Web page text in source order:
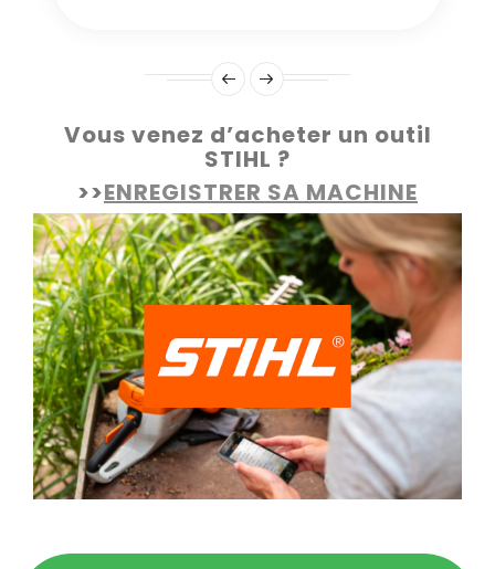
Vous venez d’acheter un outil
STIHL ?
>>ENREGISTRER SA MACHINE